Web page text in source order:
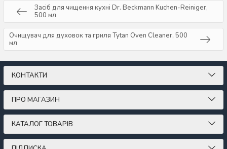
Засіб для чищення кухні Dr. Beckmann Kuchen-Reiniger,
500 мл
Очищувач для духовок та гриля Tytan Oven Cleaner, 500
мл
КОНТАКТИ
ПРО МАГАЗИН
КАТАЛОГ ТОВАРІВ